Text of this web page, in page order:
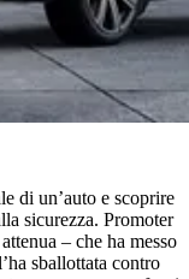
di unʼauto e scoprire
sicurezza. Promoter
‒ che ha messo
sballottata contro